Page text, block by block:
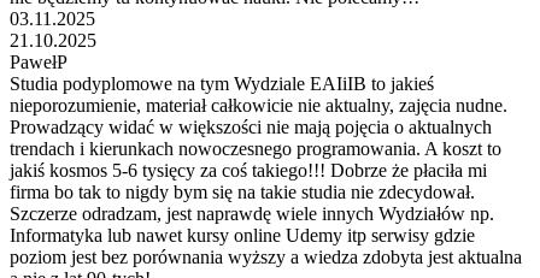
03.11.2025
21.10.2025
PawełP
Studia podyplomowe na tym Wydziale EAIiIB to jakieś
nieporozumienie, materiał całkowicie nie aktualny, zajęcia nudne.
Prowadzący widać w większości nie mają pojęcia o aktualnych
trendach i kierunkach nowoczesnego programowania. A koszt to
jakiś kosmos 5-6 tysięcy za coś takiego!!! Dobrze że płaciła mi
firma bo tak to nigdy bym się na takie studia nie zdecydował.
Szczerze odradzam, jest naprawdę wiele innych Wydziałów np.
Informatyka lub nawet kursy online Udemy itp serwisy gdzie
poziom jest bez porównania wyższy a wiedza zdobyta jest aktualna